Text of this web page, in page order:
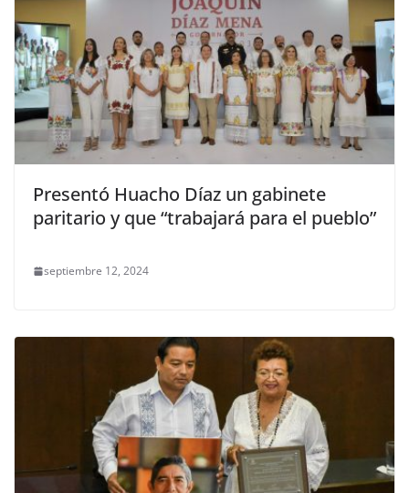
Presentó Huacho Díaz un gabinete
paritario y que “trabajará para el pueblo”
septiembre 12, 2024